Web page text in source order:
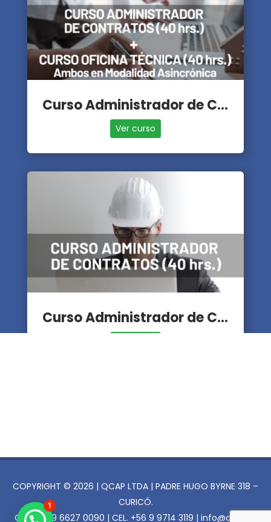
Curso Administrador de Contratos + Oficina Técnica
Ver curso
Curso Administrador de Contratos
COPYRIGHT © 2026 | QCAP LTDA | PADRE HUGO BYRNE 318 –
CURICÓ.
CEL. +56 9 6627 0090 | CEL. +56 9 9714 3119 | info@qcap.cl
1